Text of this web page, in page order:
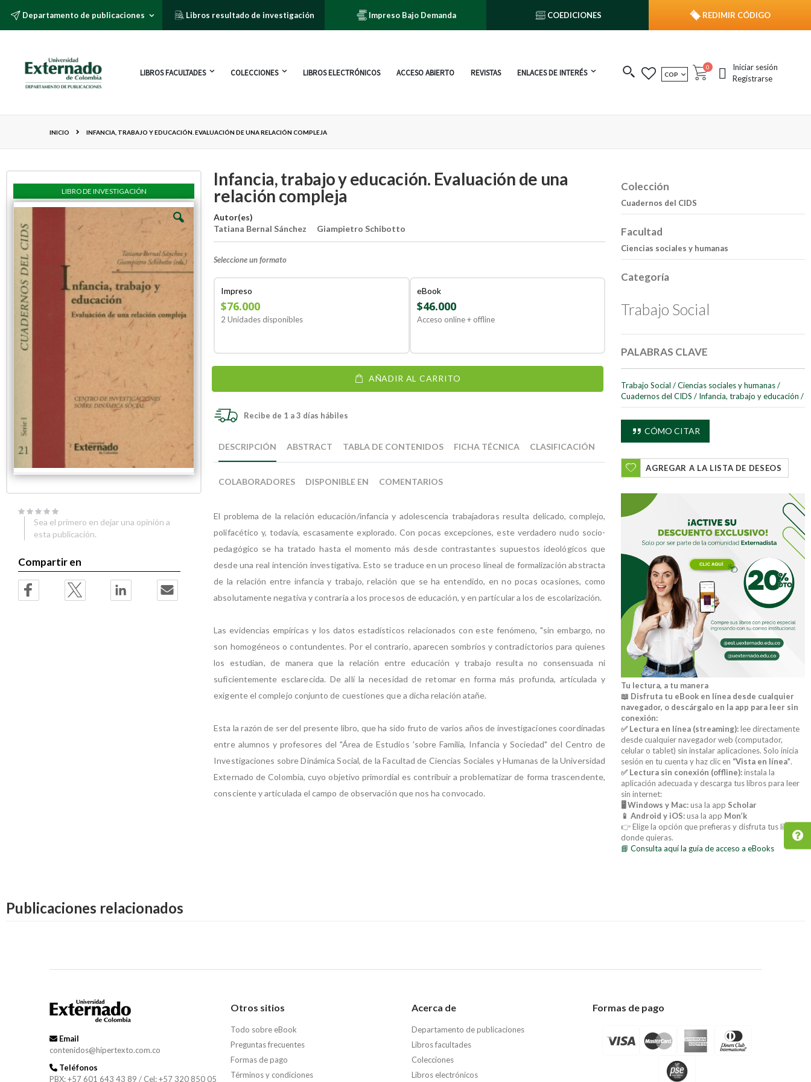
Departamento de publicaciones Libros resultado de investigación Impreso Bajo Demanda COEDICIONES REDIMIR CÓDIGO
LIBROS FACULTADES COLECCIONES LIBROS ELECTRÓNICOS ACCESO ABIERTO REVISTAS ENLACES DE INTERÉS MONEDA
COP Cart
0 publicacionesIniciar sesión
Registrarse
INICIO INFANCIA, TRABAJO Y EDUCACIÓN. EVALUACIÓN DE UNA RELACIÓN COMPLEJA
Infancia, trabajo y educación. Evaluación de una
relación compleja
Autor(es)
Tatiana Bernal Sánchez
Giampietro Schibotto
Seleccione un formato
Impreso
$76.000
2 Unidades disponibles
eBook
$46.000
Acceso online + offline
AÑADIR AL CARRITO
Recibe de 1 a 3 días hábiles
to
end
the
to
beginning
the
DESCRIPCIÓN
El problema de la relación educación/infancia y adolescencia trabajadoras resulta delicado, complejo,
polifacético y, todavía, escasamente explorado. Con pocas excepciones, este verdadero nudo socio-
pedagógico se ha tratado hasta el momento más desde contrastantes supuestos ideológicos que
desde una real intención investigativa. Esto se traduce en un proceso lineal de formalización abstracta
de la relación entre infancia y trabajo, relación que se ha entendido, en no pocas ocasiones, como
absolutamente negativa y contraria a los procesos de educación, y en particular a los de escolarización.
Las evidencias empíricas y los datos estadísticos relacionados con este fenómeno, "sin embargo, no
son homogéneos o contundentes. Por el contrario, aparecen sombríos y contradictorios para quienes
los estudian, de manera que la relación entre educación y trabajo resulta no consensuada ni
suficientemente esclarecida. De allí la necesidad de retomar en forma más profunda, articulada y
exigente el complejo conjunto de cuestiones que a dicha relación atañe.
Esta la razón de ser del presente libro, que ha sido fruto de varios años de investigaciones coordinadas
entre alumnos y profesores del "Área de Estudios 'sobre Familia, Infancia y Sociedad" del Centro de
Investigaciones sobre Dinámica Social, de la Facultad de Ciencias Sociales y Humanas de la Universidad
Externado de Colombia, cuyo objetivo primordial es contribuir a problematizar de forma trascendente,
consciente y articulada el campo de observación que nos ha convocado.
ABSTRACT TABLA DE CONTENIDOS FICHA TÉCNICA CLASIFICACIÓN
COLABORADORES DISPONIBLE EN COMENTARIOS
LIBRO DE INVESTIGACIÓN
Sea el primero en dejar una opinión a
esta publicación.
Compartir en
Colección
Cuadernos del CIDS
Facultad
Ciencias sociales y humanas
Categoría
Trabajo Social
PALABRAS CLAVE
Trabajo Social / Ciencias sociales y humanas /
Cuadernos del CIDS / Infancia, trabajo y educación /
CÓMO CITAR
AGREGAR A LA LISTA DE DESEOS
Tu lectura, a tu manera
📖 Disfruta tu eBook en línea desde cualquier
navegador, o descárgalo en la app para leer sin
conexión:
✅ Lectura en línea (streaming):lee directamente
desde cualquier navegador web (computador,
celular o tablet) sin instalar aplicaciones. Solo inicia
sesión en tu cuenta y haz clic en “Vista en línea”.
✅ Lectura sin conexión (offline):instala la
aplicación adecuada y descarga tus libros para leer
sin internet:
🖥️ Windows y Mac:usa la app Scholar
📱 Android y iOS:usa la app Mon’k
👉 Elige la opción que prefieras y disfruta tus libros
donde quieras.
📘 Consulta aquí la guía de acceso a eBooks
Publicaciones relacionados
Email
contenidos@hipertexto.com.co
Teléfonos
PBX: +57 601 643 43 89 / Cel: +57 320 850 05
Otros sitios
Todo sobre eBook
Preguntas frecuentes
Formas de pago
Términos y condiciones
Acerca de
Departamento de publicaciones
Libros facultades
Colecciones
Libros electrónicos
Formas de pago